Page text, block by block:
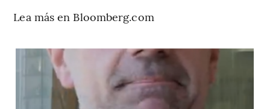
Lea más en Bloomberg.com